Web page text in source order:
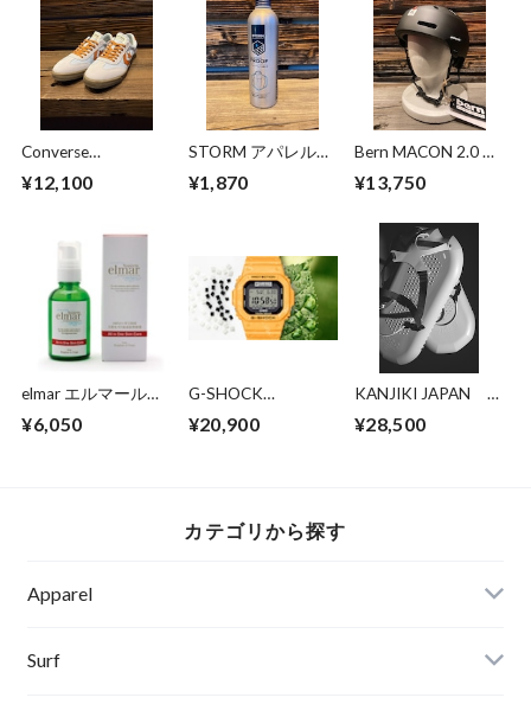
Converse
ROADCLASSIC SK
¥12,100
STORM アパレルプ
ｍｌ
¥1,870
Bern MACON 2.0 +
奨頭回り寸法 59-
¥13,750
elmar エルマール
¥6,050
G-SHOCK
FOUNDATION
¥20,900
KANJIKI JAPAN
¥28,500
カテゴリから探す
Apparel
Banks Journal
Surf